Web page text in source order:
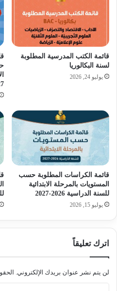
قائمة الكتب المدرسية المطلوبة
لسنة البكالوريا
يوليو 24, 2026
قائمة الكراسات المطلوبة حسب
المستويات بالمرحلة الابتدائية
للسنة الدراسية 2026-2027
يوليو 15, 2026
اترك تعليقاً
لن يتم نشر عنوان بريدك الإلكتروني.